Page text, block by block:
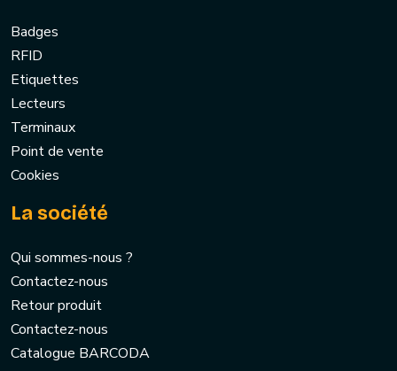
Badges
RFID
Etiquettes
Lecteurs
Terminaux
Point de vente
Cookies
La société
Qui sommes-nous ?
Contactez-nous
Retour produit
Contactez-nous
Catalogue BARCODA